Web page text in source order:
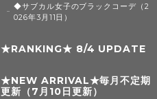
◆サブカル女子のブラックコーデ（2
026年3月11日）
★RANKING★ 8/4 UPDATE
★NEW ARRIVAL★毎月不定期
更新（7月10日更新）